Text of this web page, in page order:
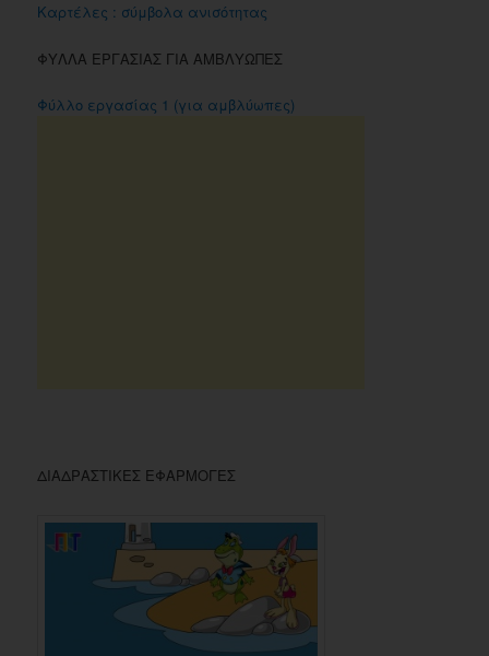
Καρτέλες : σύμβολα ανισότητας
ΦΥΛΛΑ ΕΡΓΑΣΙΑΣ ΓΙΑ ΑΜΒΛΥΩΠΕΣ
Φύλλο εργασίας 1 (για αμβλύωπες)
ΔΙΑΔΡΑΣΤΙΚΕΣ ΕΦΑΡΜΟΓΕΣ